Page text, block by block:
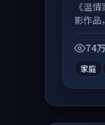
《温
影作品
74万
家庭